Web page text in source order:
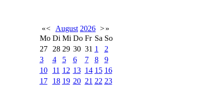
«< August 2026 >»
Mo Di Mi Do Fr Sa So
27
28 29 30 31 1
2
3
4 5 6 7 8
9
10
11 12 13 14 15 16
17
18 19 20 21 22 23